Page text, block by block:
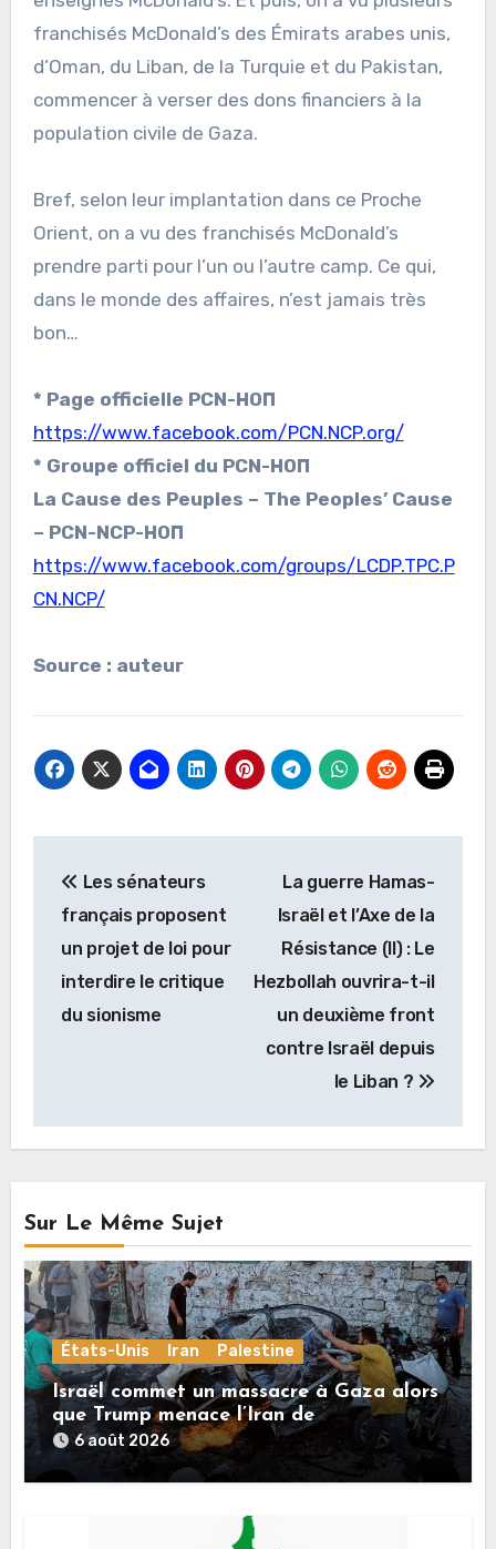
franchisés McDonald’s des Émirats arabes unis,
d’Oman, du Liban, de la Turquie et du Pakistan,
commencer à verser des dons financiers à la
population civile de Gaza.
Bref, selon leur implantation dans ce Proche
Orient, on a vu des franchisés McDonald’s
prendre parti pour l’un ou l’autre camp. Ce qui,
dans le monde des affaires, n’est jamais très
bon…
* Page officielle PCN-НОП
https://www.facebook.com/PCN.NCP.org/
* Groupe officiel du PCN-НОП
La Cause des Peuples – The Peoples’ Cause
– PCN-NCP-НОП
https://www.facebook.com/groups/LCDP.TPC.P
CN.NCP/
Source : auteur
de
l’article
Les sénateurs
français proposent
un projet de loi pour
interdire le critique
du sionisme
La guerre Hamas-
Israël et l’Axe de la
Résistance (II) : Le
Hezbollah ouvrira-t-il
un deuxième front
contre Israël depuis
le Liban ?
Sur Le Même Sujet
États-Unis Iran Palestine
Israël commet un massacre à Gaza alors
que Trump menace l’Iran de
«décapitation»
6 août 2026